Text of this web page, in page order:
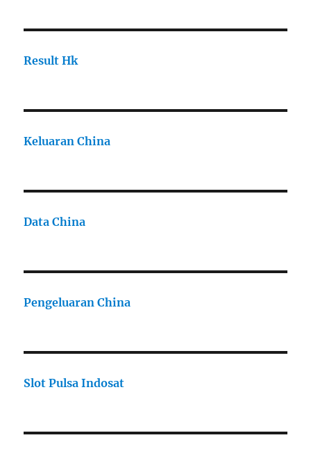
Result Hk
Keluaran China
Data China
Pengeluaran China
Slot Pulsa Indosat